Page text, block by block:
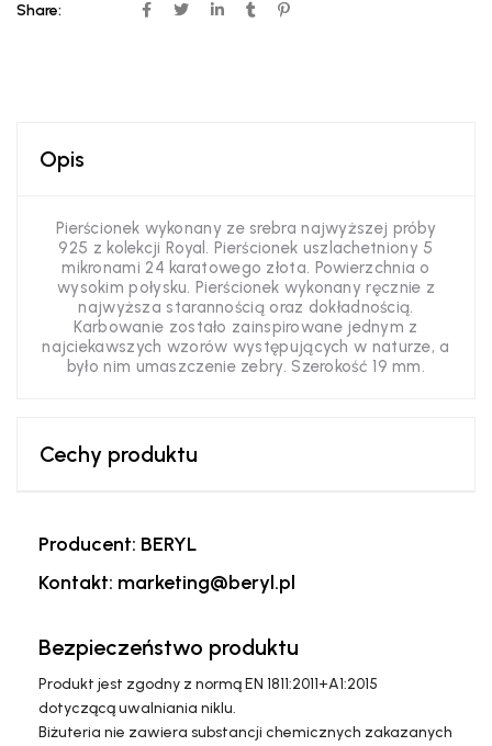
Share:
Opis
Pierścionek wykonany ze srebra najwyższej próby
925 z kolekcji Royal. Pierścionek uszlachetniony 5
mikronami 24 karatowego złota. Powierzchnia o
wysokim połysku. Pierścionek wykonany ręcznie z
najwyższa starannością oraz dokładnością.
Karbowanie zostało zainspirowane jednym z
najciekawszych wzorów występujących w naturze, a
było nim umaszczenie zebry. Szerokość 19 mm.
Cechy produktu
Producent: BERYL
Kontakt: marketing@beryl.pl
Bezpieczeństwo produktu
Produkt jest zgodny z normą EN 1811:2011+A1:2015
dotyczącą uwalniania niklu.
Biżuteria nie zawiera substancji chemicznych zakazanych